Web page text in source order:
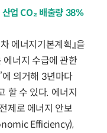
업 CO₂ 배출량 38%
에너지기본계획』을
에너지 수급에 관한
에 의거해 3년마다
할 수 있다. 에너지
제로 에너지 안보
Efficiency),